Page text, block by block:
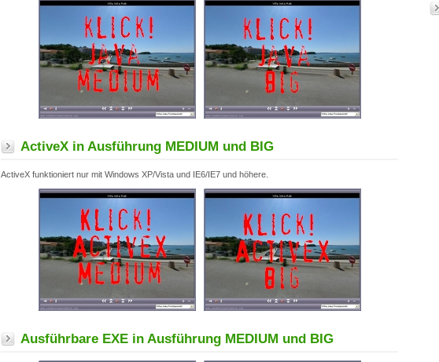
ActiveX in Ausführung MEDIUM und BIG
ActiveX funktioniert nur mit Windows XP/Vista und IE6/IE7 und höhere.
Ausführbare EXE in Ausführung MEDIUM und BIG